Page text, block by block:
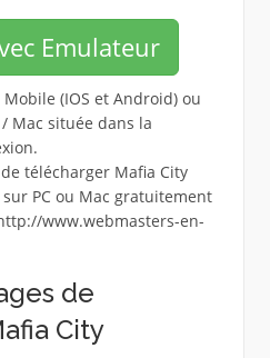
Emulateur
(IOS et Android) ou
Mac située dans la
télécharger Mafia City
PC ou Mac gratuitement
www.webmasters-en-
de
City